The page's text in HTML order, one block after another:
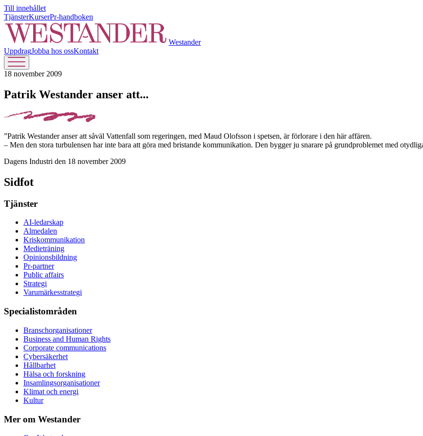
Till innehållet
TjänsterKurserPr-handboken
Westander
UppdragJobba hos ossKontakt
18 november 2009
Patrik Westander anser att...
”Patrik Westander anser att såväl Vattenfall som regeringen, med Maud Olofsson i spetsen, är förlorare i den här affären.
– Men den stora turbulensen har inte bara att göra med bristande kommunikation. Den bygger ju snarare på grundproblemet med
Dagens Industri den 18 november 2009
Sidfot
Tjänster
AI-ledarskap
Almedalen
Kris­kommunikation
Medieträning
Opinionsbildning
Pr-partner
Public affairs
Strategi
Varumärkesstrategi
Specialistområden
Branschorganisationer
Business and Human Rights
Corporate communications
Cybersäkerhet
Hållbarhet
Hälsa och forskning
Insamlingsorganisationer
Klimat och energi
Kultur
Mer om Westander